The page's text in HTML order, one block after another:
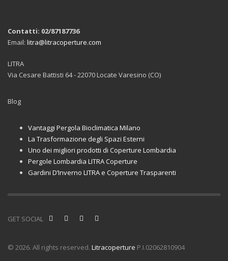
Contatti: 02/87187736
Email: litra@litracoperture.com
LITRA
Via Cesare Battisti 64 - 22070 Locate Varesino (CO)
Blog
Vantaggi Pergola Bioclimatica Milano
La Trasformazione degli Spazi Esterni
Uno dei migliori prodotti di Coperture Lombardia
Pergole Lombardia LITRA Coperture
Gardini D’Inverno LITRA e Coperture Trasparenti
GET SOCIAL
© 2026. All rights reserved. Litracoperture P.I.02062810904